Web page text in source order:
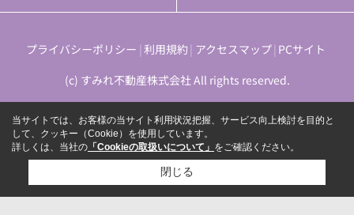
プライバシーポリシー 利用規約 アクセスマップ PCサイト
(c) すみれ不動産株式会社 All rights reserved.
当サイトでは、お客様の当サイト利用状況把握、サービス向上検討を目的と
して、クッキー（Cookie）を使用しています。
詳しくは、当社の 「Cookieの取扱いについて」 をご確認ください。
閉じる